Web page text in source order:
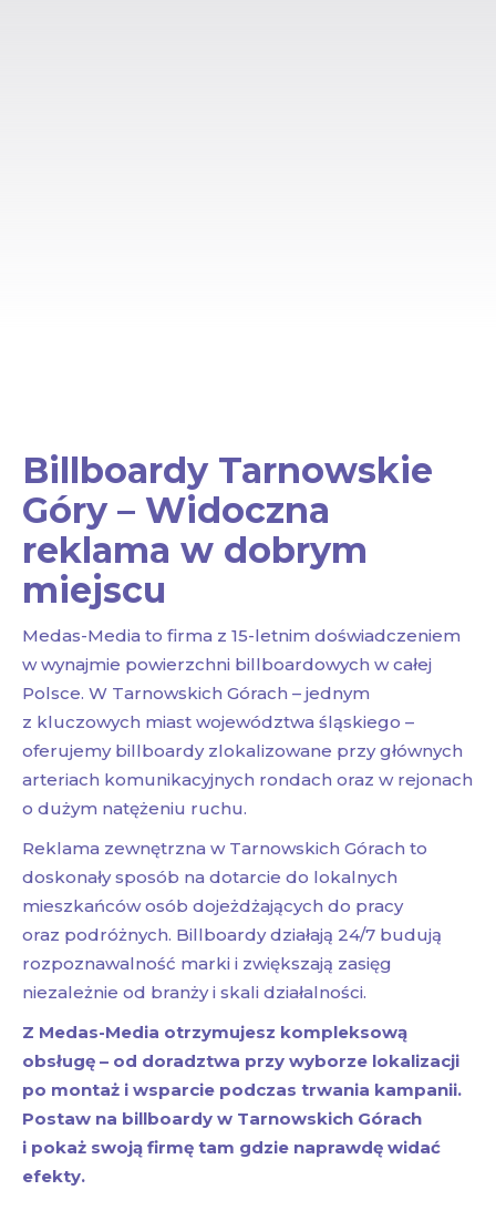
Billboardy Tarnowskie
Góry – Widoczna
reklama w dobrym
miejscu
Medas-Media to firma z 15-letnim doświadczeniem
w wynajmie powierzchni billboardowych w całej
Polsce. W Tarnowskich Górach – jednym
z kluczowych miast województwa śląskiego –
oferujemy billboardy zlokalizowane przy głównych
arteriach komunikacyjnych rondach oraz w rejonach
o dużym natężeniu ruchu.
Reklama zewnętrzna w Tarnowskich Górach to
doskonały sposób na dotarcie do lokalnych
mieszkańców osób dojeżdżających do pracy
oraz podróżnych. Billboardy działają 24/7 budują
rozpoznawalność marki i zwiększają zasięg
niezależnie od branży i skali działalności.
Z Medas-Media otrzymujesz kompleksową
obsługę – od doradztwa przy wyborze lokalizacji
po montaż i wsparcie podczas trwania kampanii.
Postaw na billboardy w Tarnowskich Górach
i pokaż swoją firmę tam gdzie naprawdę widać
efekty.